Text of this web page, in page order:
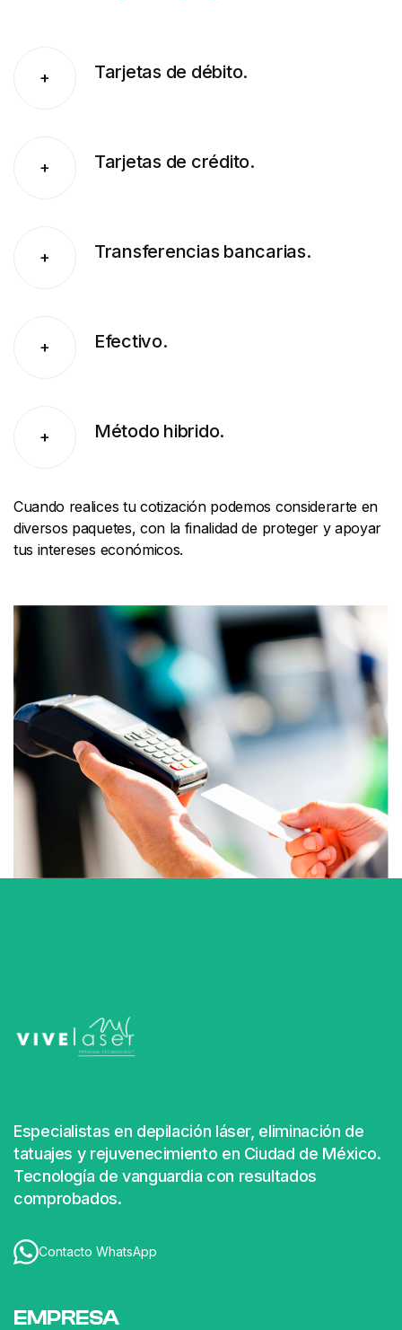
+ Tarjetas de débito.
+ Tarjetas de crédito.
+ Transferencias bancarias.
+ Efectivo.
+ Método hibrido.
Cuando realices tu cotización podemos considerarte en
diversos paquetes, con la finalidad de proteger y apoyar
tus intereses económicos.
Especialistas en depilación láser, eliminación de
tatuajes y rejuvenecimiento en Ciudad de México.
Tecnología de vanguardia con resultados
comprobados.
Contacto WhatsApp
EMPRESA